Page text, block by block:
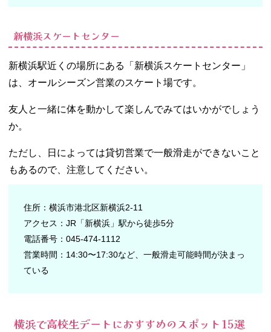
新横浜スケートセンター
新横浜駅近くの場所にある「新横浜スケートセンター」
は、オールシーズン営業のスケート場です。
友人と一緒に体を動かして楽しんでみてはいかがでしょう
か。
ただし、日によっては貸切営業で一般滑走ができないこと
もあるので、注意してください。
住所：横浜市港北区新横浜2-11
アクセス：JR「新横浜」駅から徒歩5分
電話番号：045-474-1112
営業時間：14:30〜17:30など、一般滑走可能時間が決まっ
ている
横浜で高校生デートにおすすめのスポット15選